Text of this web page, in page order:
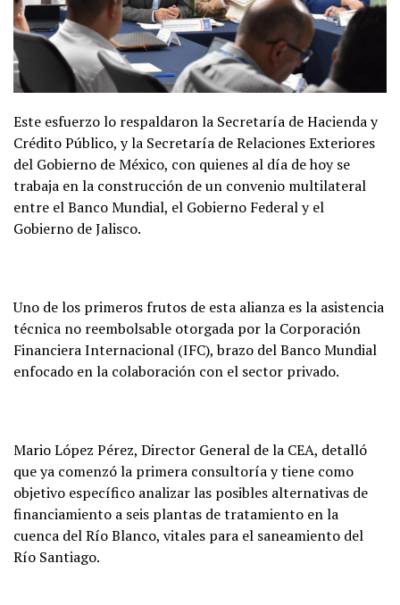
Este esfuerzo lo respaldaron la Secretaría de Hacienda y
Crédito Público, y la Secretaría de Relaciones Exteriores
del Gobierno de México, con quienes al día de hoy se
trabaja en la construcción de un convenio multilateral
entre el Banco Mundial, el Gobierno Federal y el
Gobierno de Jalisco.
Uno de los primeros frutos de esta alianza es la asistencia
técnica no reembolsable otorgada por la Corporación
Financiera Internacional (IFC), brazo del Banco Mundial
enfocado en la colaboración con el sector privado.
Mario López Pérez, Director General de la CEA, detalló
que ya comenzó la primera consultoría y tiene como
objetivo específico analizar las posibles alternativas de
financiamiento a seis plantas de tratamiento en la
cuenca del Río Blanco, vitales para el saneamiento del
Río Santiago.